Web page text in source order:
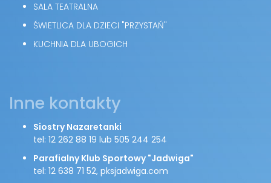
SALA TEATRALNA
ŚWIETLICA DLA DZIECI "PRZYSTAŃ"
KUCHNIA DLA UBOGICH
Inne kontakty
Siostry Nazaretanki
tel: 12 262 88 19 lub 505 244 254
Parafialny Klub Sportowy "Jadwiga"
tel: 12 638 71 52, pksjadwiga.com